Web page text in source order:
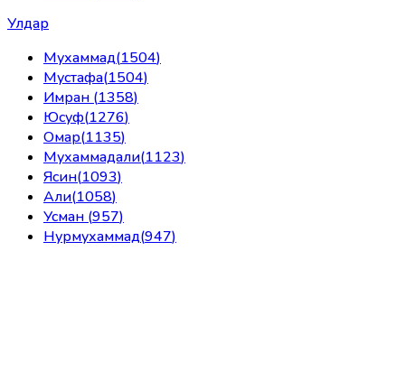
Улдар
Мухаммад(1504)
Мустафа(1504)
Имран (1358)
Юсуф(1276)
Омар(1135)
Мухаммадали(1123)
Ясин(1093)
Али(1058)
Усман (957)
Нурмухаммад(947)